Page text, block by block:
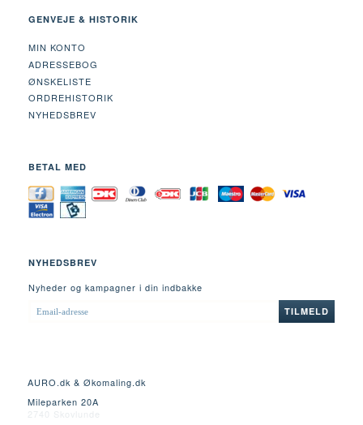
GENVEJE & HISTORIK
MIN KONTO
ADRESSEBOG
ØNSKELISTE
ORDREHISTORIK
NYHEDSBREV
BETAL MED
NYHEDSBREV
Nyheder og kampagner i din indbakke
ADRESSE
TILMELD
AURO.dk & Økomaling.dk
Mileparken 20A